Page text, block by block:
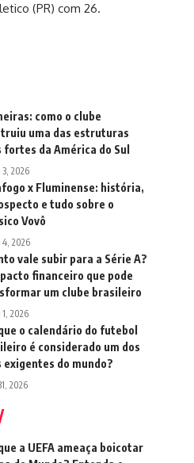
(PR) com 26.
como o clube
uma das estruturas
fortes da América do Sul
3, 2026
x Fluminense: história,
e tudo sobre o
Vovô
4, 2026
vale subir para a Série A?
financeiro que pode
um clube brasileiro
1, 2026
o calendário do futebol
é considerado um dos
exigentes do mundo?
2026
a UEFA ameaça boicotar